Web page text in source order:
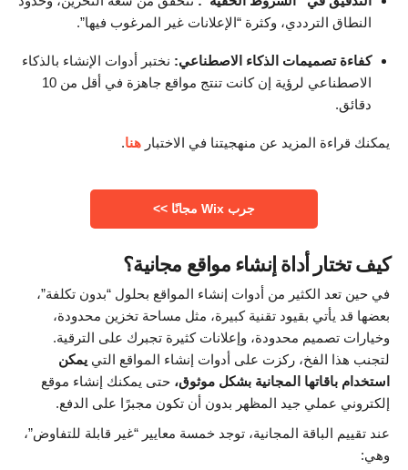
النطاق الترددي، وكثرة “الإعلانات غير المرغوب فيها”.
كفاءة تصميمات الذكاء الاصطناعي: نختبر أدوات الإنشاء بالذكاء
الاصطناعي لرؤية إن كانت تنتج مواقع جاهزة في أقل من 10
دقائق.
يمكنك قراءة المزيد عن منهجيتنا في الاختبار هنا.
جرب Wix مجانًا >>
كيف تختار أداة إنشاء مواقع مجانية؟
في حين تعد الكثير من أدوات إنشاء المواقع بحلول “بدون تكلفة”،
بعضها قد يأتي بقيود تقنية كبيرة، مثل مساحة تخزين محدودة،
وخيارات تصميم محدودة، وإعلانات كثيرة تجبرك على الترقية.
لتجنب هذا الفخ، ركزت على أدوات إنشاء المواقع التي يمكن
استخدام باقاتها المجانية بشكل موثوق، حتى يمكنك إنشاء موقع
إلكتروني عملي جيد المظهر بدون أن تكون مجبرًا على الدفع.
عند تقييم الباقة المجانية، توجد خمسة معايير “غير قابلة للتفاوض”،
وهي: